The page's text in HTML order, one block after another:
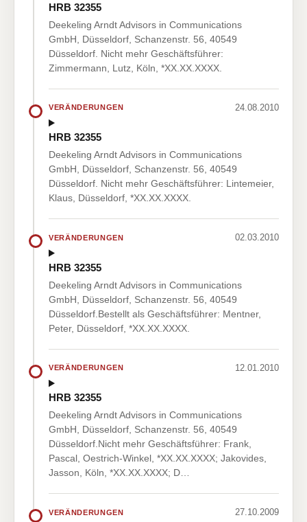
HRB 32355
Deekeling Arndt Advisors in Communications
GmbH, Düsseldorf, Schanzenstr. 56, 40549
Düsseldorf. Nicht mehr Geschäftsführer:
Zimmermann, Lutz, Köln, *XX.XX.XXXX.
VERÄNDERUNGEN 24.08.2010
HRB 32355
Deekeling Arndt Advisors in Communications
GmbH, Düsseldorf, Schanzenstr. 56, 40549
Düsseldorf. Nicht mehr Geschäftsführer: Lintemeier,
Klaus, Düsseldorf, *XX.XX.XXXX.
VERÄNDERUNGEN 02.03.2010
HRB 32355
Deekeling Arndt Advisors in Communications
GmbH, Düsseldorf, Schanzenstr. 56, 40549
Düsseldorf.Bestellt als Geschäftsführer: Mentner,
Peter, Düsseldorf, *XX.XX.XXXX.
VERÄNDERUNGEN 12.01.2010
HRB 32355
Deekeling Arndt Advisors in Communications
GmbH, Düsseldorf, Schanzenstr. 56, 40549
Düsseldorf.Nicht mehr Geschäftsführer: Frank,
Pascal, Oestrich-Winkel, *XX.XX.XXXX; Jakovides,
Jasson, Köln, *XX.XX.XXXX; D…
VERÄNDERUNGEN 27.10.2009